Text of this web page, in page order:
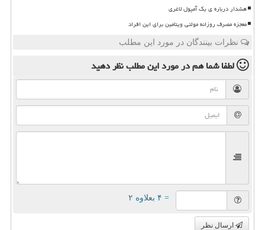
هشدار درباره ی یک آمپول لاغری
معجزه مصرف روزانه مولتی ویتامین برای این افراد
نظرات بینندگان در مورد این مطلب
لطفا شما همدر مورد این مطلبنظر دهید
= ۴ بعلاوه ۲
ارسال نظر